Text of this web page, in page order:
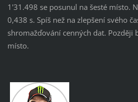
1'31.498 se posunul na šesté místo.
0,438 s. Spíš než na zlepšení svého
shromažďování cenných dat. Později
místo.